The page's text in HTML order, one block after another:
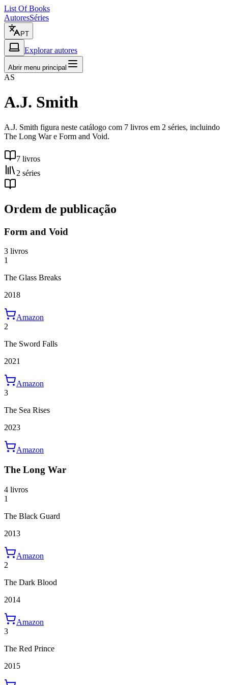
List Of Books
AutoresSéries
PT
Explorar autores
Abrir menu principal
AS
A.J. Smith
A.J. Smith figura neste catálogo com 7 livros em 2 séries, incluindo
The Long War e Form and Void.
7 livros
2 séries
Ordem de publicação
Form and Void
3 livros
1
The Glass Breaks
2018
Amazon
2
The Sword Falls
2021
Amazon
3
The Sea Rises
2023
Amazon
The Long War
4 livros
1
The Black Guard
2013
Amazon
2
The Dark Blood
2014
Amazon
3
The Red Prince
2015